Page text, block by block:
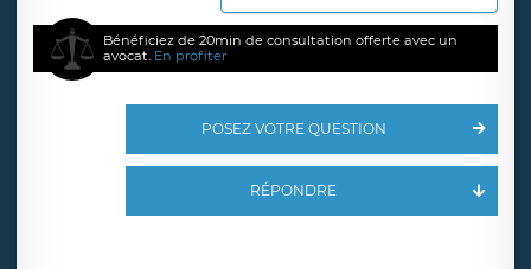
Bénéficiez de 20min de consultation offerte avec un
avocat. En profiter
POSEZ VOTRE QUESTION
RÉPONDRE